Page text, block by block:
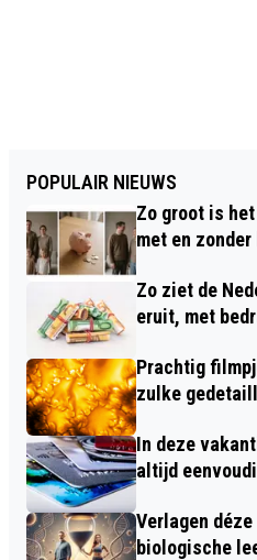
POPULAIR NIEUWS
Zo groot is
met en
Zo ziet de
eruit, met
Prachtig
zulke
In deze
altijd
Verlagen
biologische